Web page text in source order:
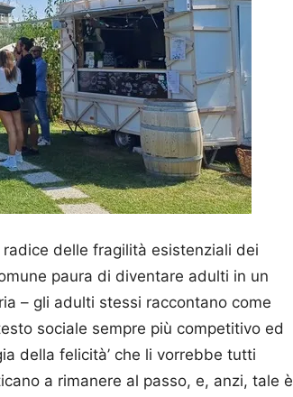
delle fragilità esistenziali dei
paura di diventare adulti in un
– gli adulti stessi raccontano come
sociale sempre più competitivo ed
della felicità’ che li vorrebbe tutti
a rimanere al passo, e, anzi, tale è